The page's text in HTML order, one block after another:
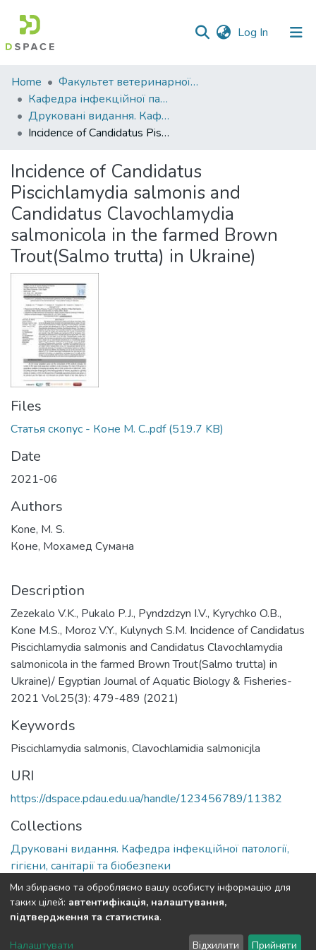
Log In (current)
Communities
&
Collections
Statistics
Home
Факультет ветеринарної медицини
Кафедра інфекційної патології, гігієни, санітарії та біобезпеки
Друковані видання. Кафедра інфекційної патології, гігієни, санітарії та біобезпеки
Incidence of Candidatus Piscichlamydia salmonis and Candidatus Clavochlamydia salmonicola in the farmed Brown Trout(Salmo trutta) in Ukraine)
Incidence of Candidatus
Piscichlamydia salmonis and
Candidatus Clavochlamydia
salmonicola in the farmed Brown
Trout(Salmo trutta) in Ukraine)
Files
Статья скопус - Коне М. С..pdf(519.7 KB)
Date
2021-06
Authors
Kone, M. S.
Коне, Мохамед Сумана
Description
Zezekalo V.K., Pukalo P.J., Pyndzdzyn I.V., Kyrychko O.B.,
Kone M.S., Moroz V.Y., Kulynych S.M. Incidence of Candidatus
Piscichlamydia salmonis and Candidatus Clavochlamydia
salmonicola in the farmed Brown Trout(Salmo trutta) in
Ukraine)/ Egyptian Journal of Aquatic Biology & Fisheries-
2021 Vol.25(3): 479-489 (2021)
Keywords
Piscichlamydia salmonis, Clavochlamidia salmonicjla
URI
https://dspace.pdau.edu.ua/handle/123456789/11382
Collections
Друковані видання. Кафедра інфекційної патології,
гігієни, санітарії та біобезпеки
Full item page
DSpace software copyright © 2002-2026 LYRASIS
Ми збираємо та обробляємо вашу особисту інформацію для
таких цілей: автентифікація, налаштування,
підтвердження та статистика.
Налаштувати Відхилити Прийняти